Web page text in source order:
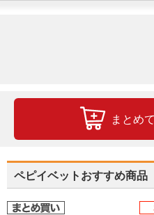
まとめ
ペピイベットおすすめ商品